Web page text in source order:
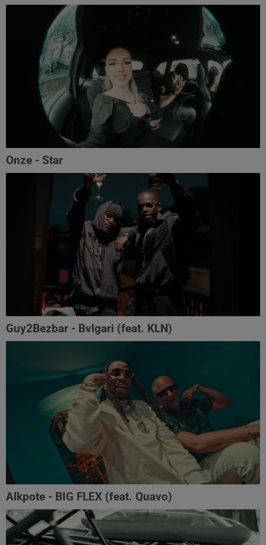
Onze - Star
Guy2Bezbar - Bvlgari (feat. KLN)
Alkpote - BIG FLEX (feat. Quavo)